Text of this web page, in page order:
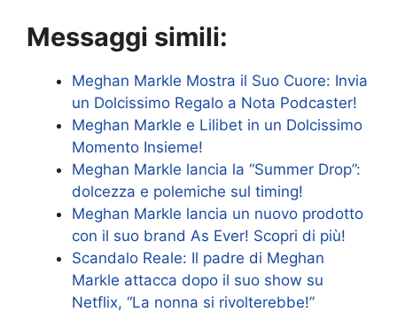
Messaggi simili:
Meghan Markle Mostra il Suo Cuore: Invia
un Dolcissimo Regalo a Nota Podcaster!
Meghan Markle e Lilibet in un Dolcissimo
Momento Insieme!
Meghan Markle lancia la “Summer Drop”:
dolcezza e polemiche sul timing!
Meghan Markle lancia un nuovo prodotto
con il suo brand As Ever! Scopri di più!
Scandalo Reale: Il padre di Meghan
Markle attacca dopo il suo show su
Netflix, “La nonna si rivolterebbe!”